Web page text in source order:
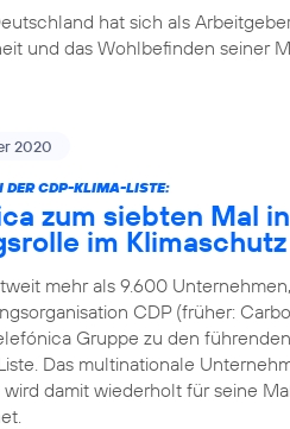
hat sich als
und das Wohlbefinden seiner
2020
DER CDP-KLIMA-LISTE:
zum siebten Mal
im
mehr als 9.600
CDP (früher:
Gruppe zu den
Das multinationale
damit wiederholt für seine